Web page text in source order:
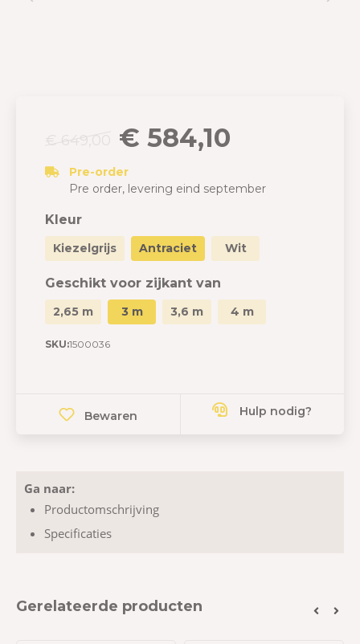
€ 584,10
Pre-order
Pre order, levering eind september
Kleur
Kiezelgrijs Antraciet Wit
Geschikt voor zijkant van
2,65 m 3 m 3,6 m 4 m
SKU:1500036
Bewaren Hulp nodig?
Ga naar:
Productomschrijving
Specificaties
Gerelateerde producten